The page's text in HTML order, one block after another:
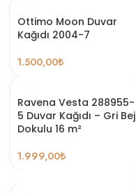
Ottimo Moon Duvar
Kağıdı 2004-7
1.500,00₺
Ravena Vesta 288955-
5 Duvar Kağıdı – Gri Bej
Dokulu 16 m²
1.999,00₺